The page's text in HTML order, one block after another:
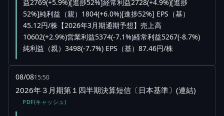
益2769(+5.9%)[進捗52%]経常利益2728(+4.9%)[進捗
52%]純利益（親）1804(+6.0%)[進捗52%] EPS（基）
45.12円/株【2026年3月期通期予想】売上高
10602(+2.9%)営業利益5374(-7.1%)経常利益5267(-8.7%)
純利益（親）3498(-7.7%) EPS（基）87.46円/株
08/0815:50
2026年３月期第１四半期決算短信〔日本基準〕(連結)
PDF(キャッシュ)